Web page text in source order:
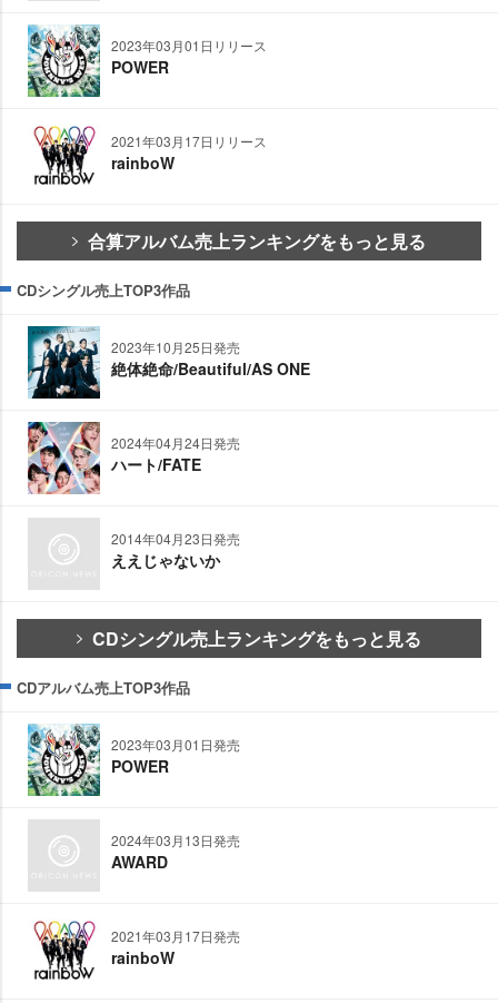
2023年03月01日リリース
POWER
2021年03月17日リリース
rainboW
合算アルバム売上ランキングをもっと見る
CDシングル売上TOP3作品
2023年10月25日発売
絶体絶命/Beautiful/AS ONE
2024年04月24日発売
ハート/FATE
2014年04月23日発売
ええじゃないか
CDシングル売上ランキングをもっと見る
CDアルバム売上TOP3作品
2023年03月01日発売
POWER
2024年03月13日発売
AWARD
2021年03月17日発売
rainboW